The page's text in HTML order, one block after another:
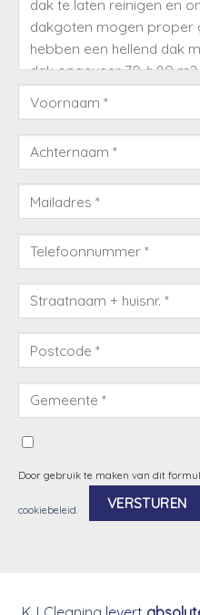
Door gebruik te maken van dit
cookiebeleid.